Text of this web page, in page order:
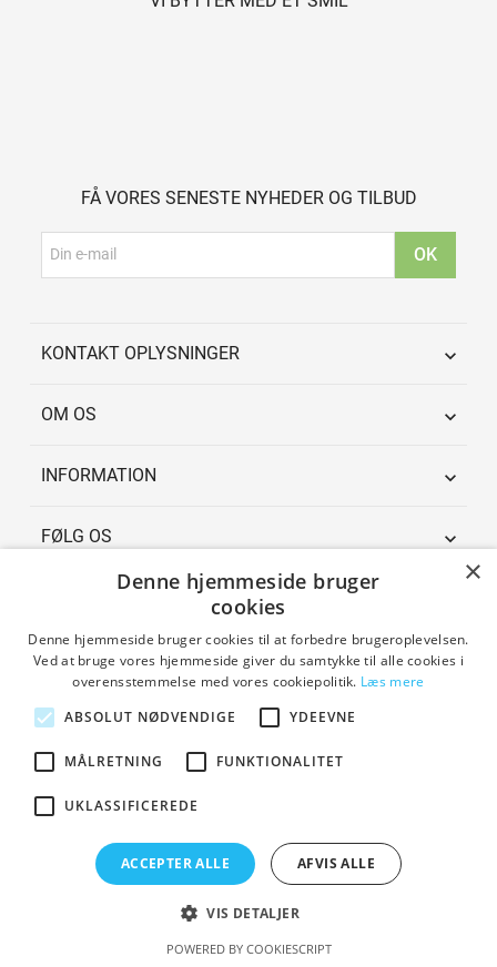
FÅ VORES SENESTE NYHEDER OG TILBUD
KONTAKT OPLYSNINGER 
OM OS 
INFORMATION 
FØLG OS 
KUNDERNE SIGER
BETALINGSMULIGHEDER
LEVERINGSMULIGHEDER
×
Denne hjemmeside bruger
cookies
Denne hjemmeside bruger cookies til at forbedre brugeroplevelsen.
Ved at bruge vores hjemmeside giver du samtykke til alle cookies i
overensstemmelse med vores cookiepolitik. Læs mere
ABSOLUT NØDVENDIGE
YDEEVNE
MÅLRETNING FUNKTIONALITET
UKLASSIFICEREDE
ACCEPTER ALLE AFVIS ALLE
VIS DETALJER
POWERED BY COOKIESCRIPT